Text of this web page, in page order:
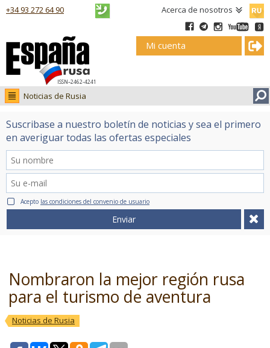
Acerca de nosotros
ISSN–2462-4241
+34 93 272 64 90
Mi cuenta
Noticias de Rusia
Noticias de Rusia
Fotos
Suscribase a nuestro boletín de noticias y sea el primero
en averiguar todas las ofertas especiales
Acepto las condiciones del convenio de usuario
Enviar
Nombraron la mejor región rusa
para el turismo de aventura
Noticias de Rusia